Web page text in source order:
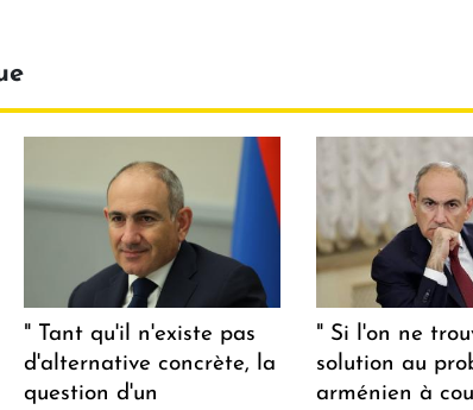
" Tant qu'il n'existe pas
d'alternative concrète, la
question d'un
" Si l'on ne
solution au
arménien à